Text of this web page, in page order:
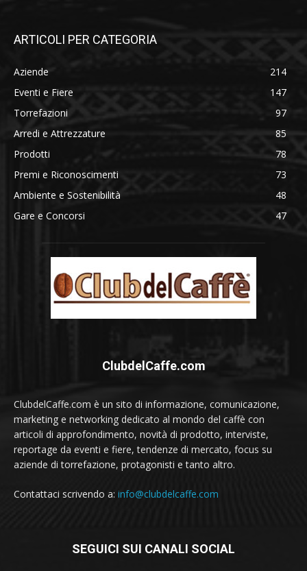
ARTICOLI PER CATEGORIA
Aziende
214
Eventi e Fiere
147
Torrefazioni
97
Arredi e Attrezzature
85
Prodotti
78
Premi e Riconoscimenti
73
Ambiente e Sostenibilità
48
Gare e Concorsi
47
ClubdelCaffe.com
ClubdelCaffe.com è un sito di informazione, comunicazione,
marketing e networking dedicato al mondo del caffè con
articoli di approfondimento, novità di prodotto, interviste,
reportage da eventi e fiere, tendenze di mercato, focus su
aziende di torrefazione, protagonisti e tanto altro.
Contattaci scrivendo a: info@clubdelcaffe.com
SEGUICI SUI CANALI SOCIAL